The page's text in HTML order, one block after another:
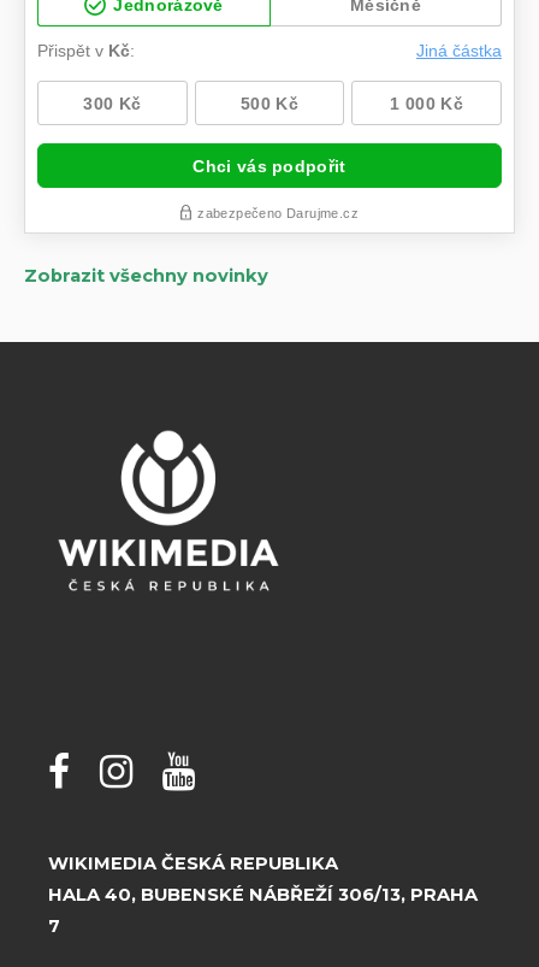
Zobrazit všechny novinky
WIKIMEDIA ČESKÁ REPUBLIKA
HALA 40, BUBENSKÉ NÁBŘEŽÍ 306/13, PRAHA
7